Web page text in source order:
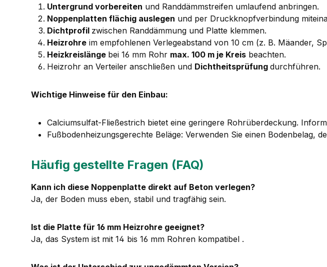
Untergrund vorbereiten und Randdämmstreifen umlaufend anbringen.
Noppenplatten flächig auslegen und per Druckknopfverbindung
Dichtprofil zwischen Randdämmung und Platte klemmen.
Heizrohre im empfohlenen Verlegeabstand von 10 cm (z. B. Mäander,
Heizkreislänge bei 16 mm Rohr max. 100 m je Kreis beachten.
Heizrohr an Verteiler anschließen und Dichtheitsprüfung durchführen.
Wichtige Hinweise für den Einbau:
Calciumsulfat-Fließestrich bietet eine geringere Rohrüberdeckung.
Fußbodenheizungsgerechte Beläge: Verwenden Sie einen Bodenbelag,
Häufig gestellte Fragen (FAQ)
Kann ich diese Noppenplatte direkt auf Beton verlegen?
Ja, der Boden muss eben, stabil und tragfähig sein.
Ist die Platte für 16 mm Heizrohre geeignet?
Ja, das System ist mit 14 bis 16 mm Rohren kompatibel .